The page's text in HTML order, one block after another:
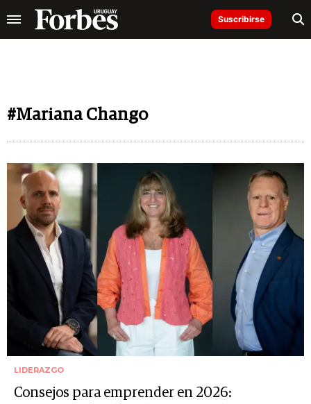
Suscribirse
#Mariana Chango
LIDERAZGO
Consejos para emprender en 2026: